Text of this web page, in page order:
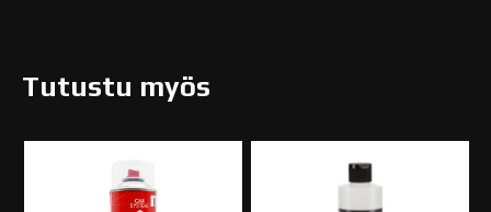
Tutustu myös